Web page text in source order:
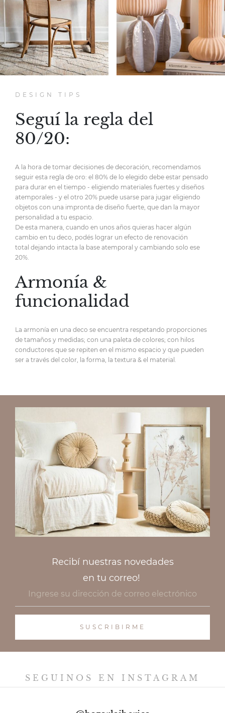
DESIGN TIPS
Seguí la regla del
80/20:
A la hora de tomar decisiones de decoración, recomendamos
seguir esta regla de oro: el 80% de lo elegido debe estar pensado
para durar en el tiempo - eligiendo materiales fuertes y diseños
atemporales - y el otro 20% puede usarse para jugar eligiendo
objetos con una impronta de diseño fuerte, que dan la mayor
personalidad a tu espacio.
De esta manera, cuando en unos años quieras hacer algún
cambio en tu deco, podés lograr un efecto de renovación
total dejando intacta la base atemporal y cambiando solo ese
20%.
Armonía &
funcionalidad
La armonía en una deco se encuentra respetando proporciones
de tamaños y medidas; con una paleta de colores; con hilos
conductores que se repiten en el mismo espacio y que pueden
ser a través del color, la forma, la textura & el material.
Recibí nuestras novedades
en tu correo!
SEGUINOS EN INSTAGRAM